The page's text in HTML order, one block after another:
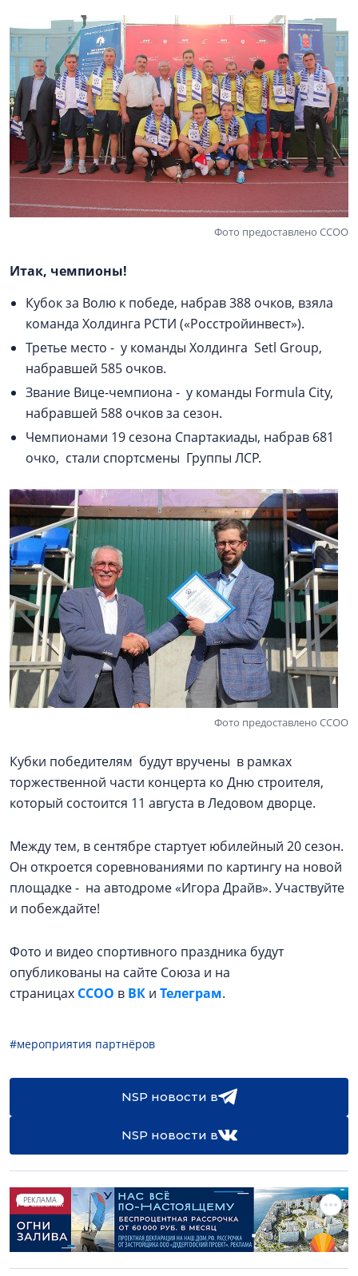
Фото предоставлено ССОО
Итак, чемпионы!
Кубок за Волю к победе, набрав 388 очков, взяла
команда Холдинга РСТИ («Росстройинвест»).
Третье место - у команды Холдинга Setl Group,
набравшей 585 очков.
Звание Вице-чемпиона - у команды Formula City,
набравшей 588 очков за сезон.
Чемпионами 19 сезона Спартакиады, набрав 681
очко, стали спортсмены Группы ЛСР.
Фото предоставлено ССОО
Кубки победителям будут вручены в рамках
торжественной части концерта ко Дню строителя,
который состоится 11 августа в Ледовом дворце.
Между тем, в сентябре стартует юбилейный 20 сезон.
Он откроется соревнованиями по картингу на новой
площадке - на автодроме «Игора Драйв». Участвуйте
и побеждайте!
Фото и видео спортивного праздника будут
опубликованы на сайте Союза и на
страницах ССОО в ВК и Телеграм.
#мероприятия партнёров
NSP новости в
NSP новости в
РЕКЛАМА